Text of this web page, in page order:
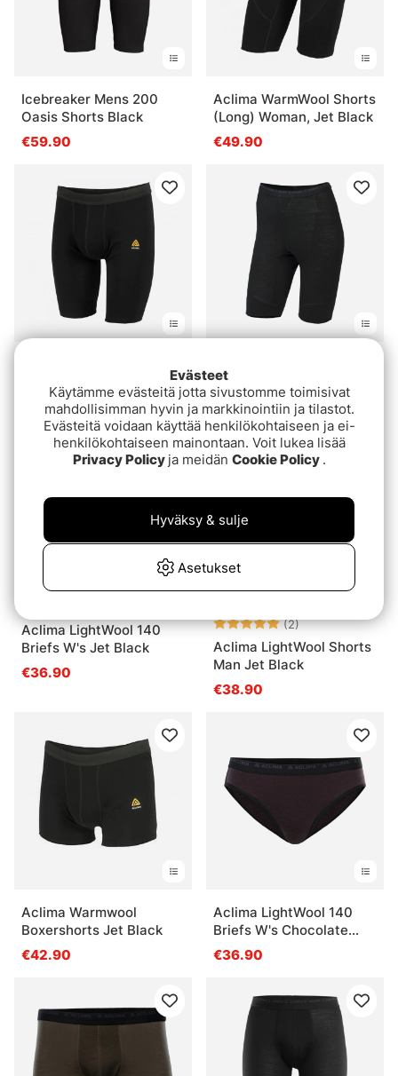
Icebreaker Mens 200
Oasis Shorts Black
€59.90
Aclima WarmWool Shorts
(Long) Woman, Jet Black
€49.90
€49.90
Shorts Long W's Jet
Black
€49.90
Aclima LightWool 140
Briefs W's Jet Black
€36.90
Arvio: (2)5.0 5:sta
Aclima LightWool Shorts
Man Jet Black
€38.90
Aclima Warmwool
Boxershorts Jet Black
€42.90
Aclima LightWool 140
Briefs W's Chocolate
Plum
€36.90
Evästeet
Käytämme evästeitä jotta sivustomme toimisivat
mahdollisimman hyvin ja markkinointiin ja tilastot.
Evästeitä voidaan käyttää henkilökohtaiseen ja ei-
henkilökohtaiseen mainontaan. Voit lukea lisää
Privacy Policy ja meidän Cookie Policy .
Asetukset
Hyväksy & sulje